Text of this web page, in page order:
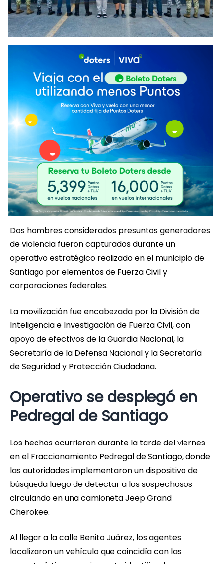
Dos hombres considerados presuntos generadores
de violencia fueron capturados durante un
operativo estratégico realizado en el municipio de
Santiago por elementos de Fuerza Civil y
corporaciones federales.
La movilización fue encabezada por la División de
Inteligencia e Investigación de Fuerza Civil, con
apoyo de efectivos de la Guardia Nacional, la
Secretaría de la Defensa Nacional y la Secretaría
de Seguridad y Protección Ciudadana.
Operativo se desplegó en
Pedregal de Santiago
Los hechos ocurrieron durante la tarde del viernes
en el Fraccionamiento Pedregal de Santiago, donde
las autoridades implementaron un dispositivo de
búsqueda luego de detectar a los sospechosos
circulando en una camioneta Jeep Grand
Cherokee.
Al llegar a la calle Benito Juárez, los agentes
localizaron un vehículo que coincidía con las